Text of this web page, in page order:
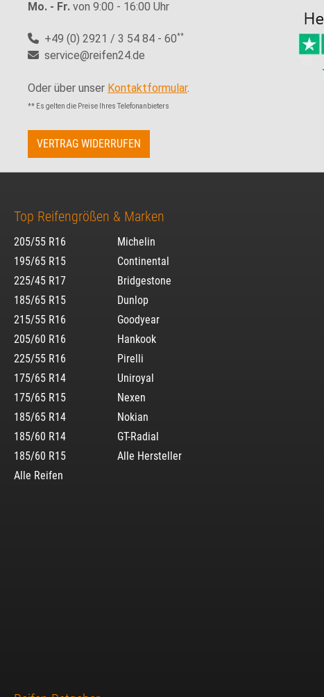
Mo. - Fr. von 9:00 - 16:00 Uhr
+49 (0) 2921 / 3 54 84 - 60**
service@reifen24.de
Oder über unser Kontaktformular.
** Es gelten die Preise Ihres Telefonanbieters
VERTRAG WIDERRUFEN
Top Reifengrößen & Marken
205/55 R16
195/65 R15
225/45 R17
185/65 R15
215/55 R16
205/60 R16
225/55 R16
175/65 R14
175/65 R15
185/65 R14
185/60 R14
185/60 R15
Alle Reifen
Michelin
Continental
Bridgestone
Dunlop
Goodyear
Hankook
Pirelli
Uniroyal
Nexen
Nokian
GT-Radial
Alle Hersteller